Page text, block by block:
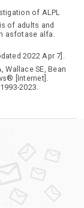
of ALPL
of adults and
asfotase alfa.
2022 Apr 7].
Wallace SE, Bean
[Internet].
2023.